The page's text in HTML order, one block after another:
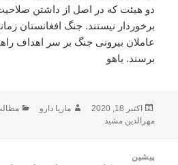
دو هیئت که در اصل از داشتن
برخوردار نیستند. جنگ افغانستان
عاملان بیرونی جنگ بر سر اهداف
برسند. یاهو
ارسال
شده
اکتبر 18, 2020 نویسنده
ماریا دارو
مهرالدین مشید
پیشین